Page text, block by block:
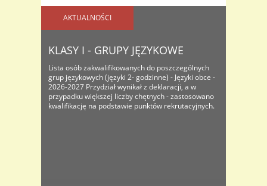
AKTUALNOŚCI
KLASY I - GRUPY JĘZYKOWE
Lista osób zakwalifikowanych do poszczególnych
grup językowych (języki 2- godzinne) - Języki obce -
2026-2027 Przydział wynikał z deklaracji, a w
przypadku większej liczby chętnych - zastosowano
kwalifikację na podstawie punktów rekrutacyjnych.